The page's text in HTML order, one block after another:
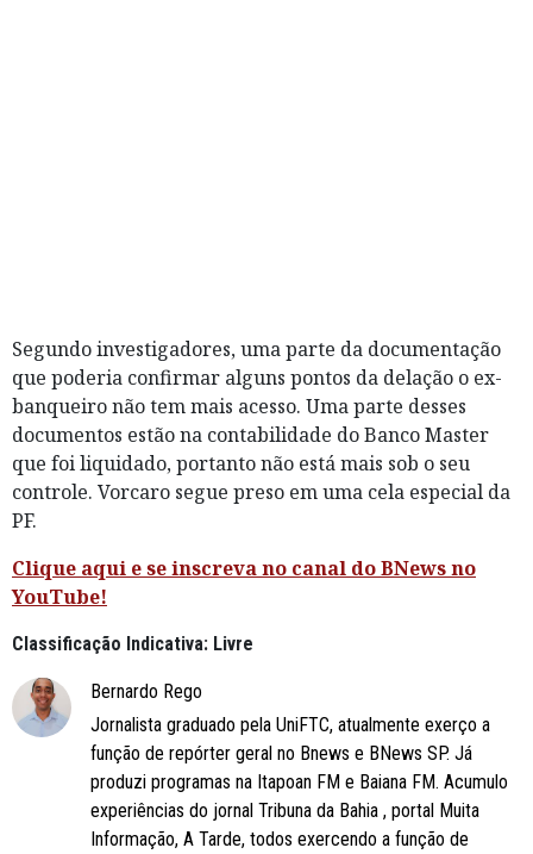
Segundo investigadores, uma parte da documentação
que poderia confirmar alguns pontos da delação o ex-
banqueiro não tem mais acesso. Uma parte desses
documentos estão na contabilidade do Banco Master
que foi liquidado, portanto não está mais sob o seu
controle. Vorcaro segue preso em uma cela especial da
PF.
Clique aqui e se inscreva no canal do BNews no
YouTube!
Classificação Indicativa: Livre
Bernardo Rego
Jornalista graduado pela UniFTC, atualmente exerço a
função de repórter geral no Bnews e BNews SP. Já
produzi programas na Itapoan FM e Baiana FM. Acumulo
experiências do jornal Tribuna da Bahia , portal Muita
Informação, A Tarde, todos exercendo a função de